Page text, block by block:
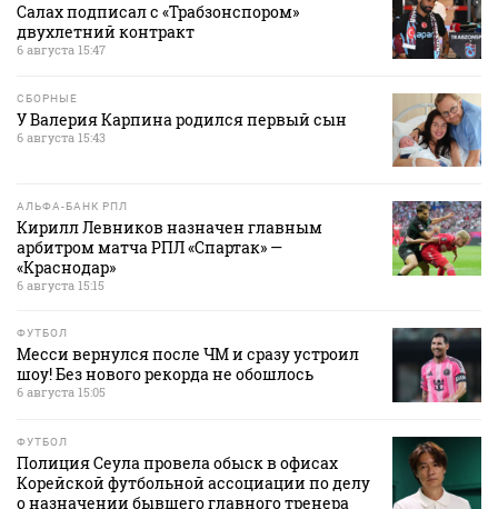
Салах подписал с «Трабзонспором»
двухлетний контракт
6 августа 15:47
СБОРНЫЕ
У Валерия Карпина родился первый сын
6 августа 15:43
АЛЬФА-БАНК РПЛ
Кирилл Левников назначен главным
арбитром матча РПЛ «Спартак» —
«Краснодар»
6 августа 15:15
ФУТБОЛ
Месси вернулся после ЧМ и сразу устроил
шоу! Без нового рекорда не обошлось
6 августа 15:05
ФУТБОЛ
Полиция Сеула провела обыск в офисах
Корейской футбольной ассоциации по делу
о назначении бывшего главного тренера